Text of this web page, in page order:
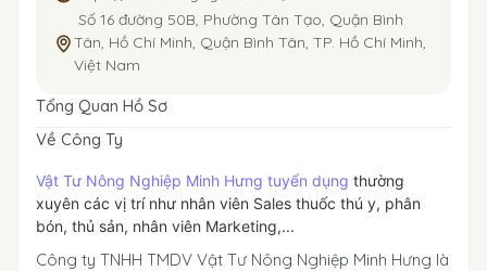
Số 16 đường 50B, Phường Tân Tạo, Quận Bình
Tân, Hồ Chí Minh, Quận Bình Tân, TP. Hồ Chí Minh,
Việt Nam
Tổng Quan Hồ Sơ
Về Công Ty
Vật Tư Nông Nghiệp Minh Hưng tuyển dụng thường
xuyên các vị trí như nhân viên Sales thuốc thú y, phân
bón, thủ sản, nhân viên Marketing,...
Công ty TNHH TMDV Vật Tư Nông Nghiệp Minh Hưng là